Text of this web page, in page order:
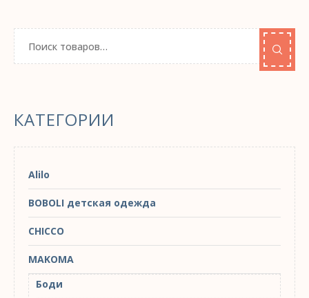
КАТЕГОРИИ
Alilo
BOBOLI детская одежда
CHICCO
MAKOMA
Боди